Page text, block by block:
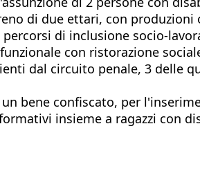
di due ettari, con
di inclusione socio-
con ristorazione
dal circuito penale, 3 delle
bene confiscato, per
insieme a ragazzi con